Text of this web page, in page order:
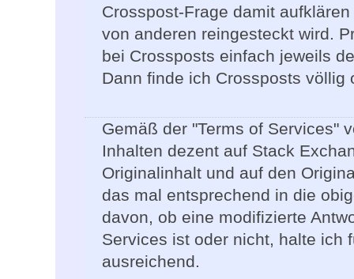
Crosspost-Frage damit
von anderen reingesteckt wird.
bei Crossposts einfach jeweils
Dann finde ich Crossposts völlig
Gemäß der "Terms of Services"
Inhalten dezent auf Stack
Originalinhalt und auf den
das mal entsprechend in die
davon, ob eine modifizierte
Services ist oder nicht, halte ich
ausreichend.